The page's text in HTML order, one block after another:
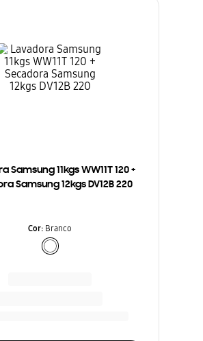
Samsung 11kgs WW11T 120 +
Samsung 12kgs DV12B 220
Cor: Branco